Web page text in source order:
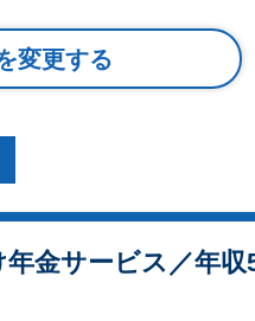
変更する
金サービス／年